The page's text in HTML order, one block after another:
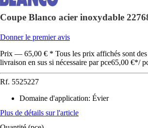
Coupe Blanco acier inoxydable
Donner le premier avis
Prix — 65,00 € * Tous les prix affichés sont
livraison en sus si nécessaire par pce65,00 €*/
Rf. 5525227
Domaine d'application: Évier
Plus de détails sur l'article